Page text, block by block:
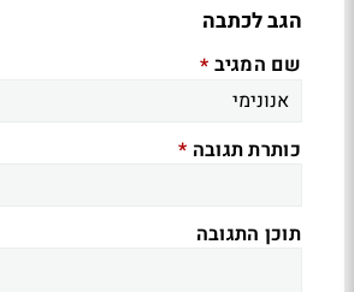
הגב לכתבה
שם המגיב *
כותרת תגובה *
תוכן התגובה